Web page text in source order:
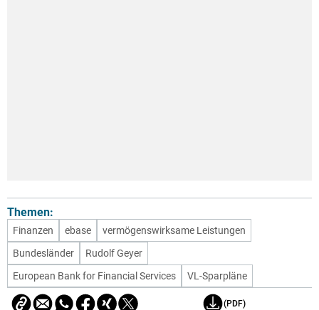
Themen:
Finanzen ebase
vermögenswirksame Leistungen
Bundesländer
Rudolf Geyer
European Bank for Financial Services
VL-Sparpläne
(PDF)